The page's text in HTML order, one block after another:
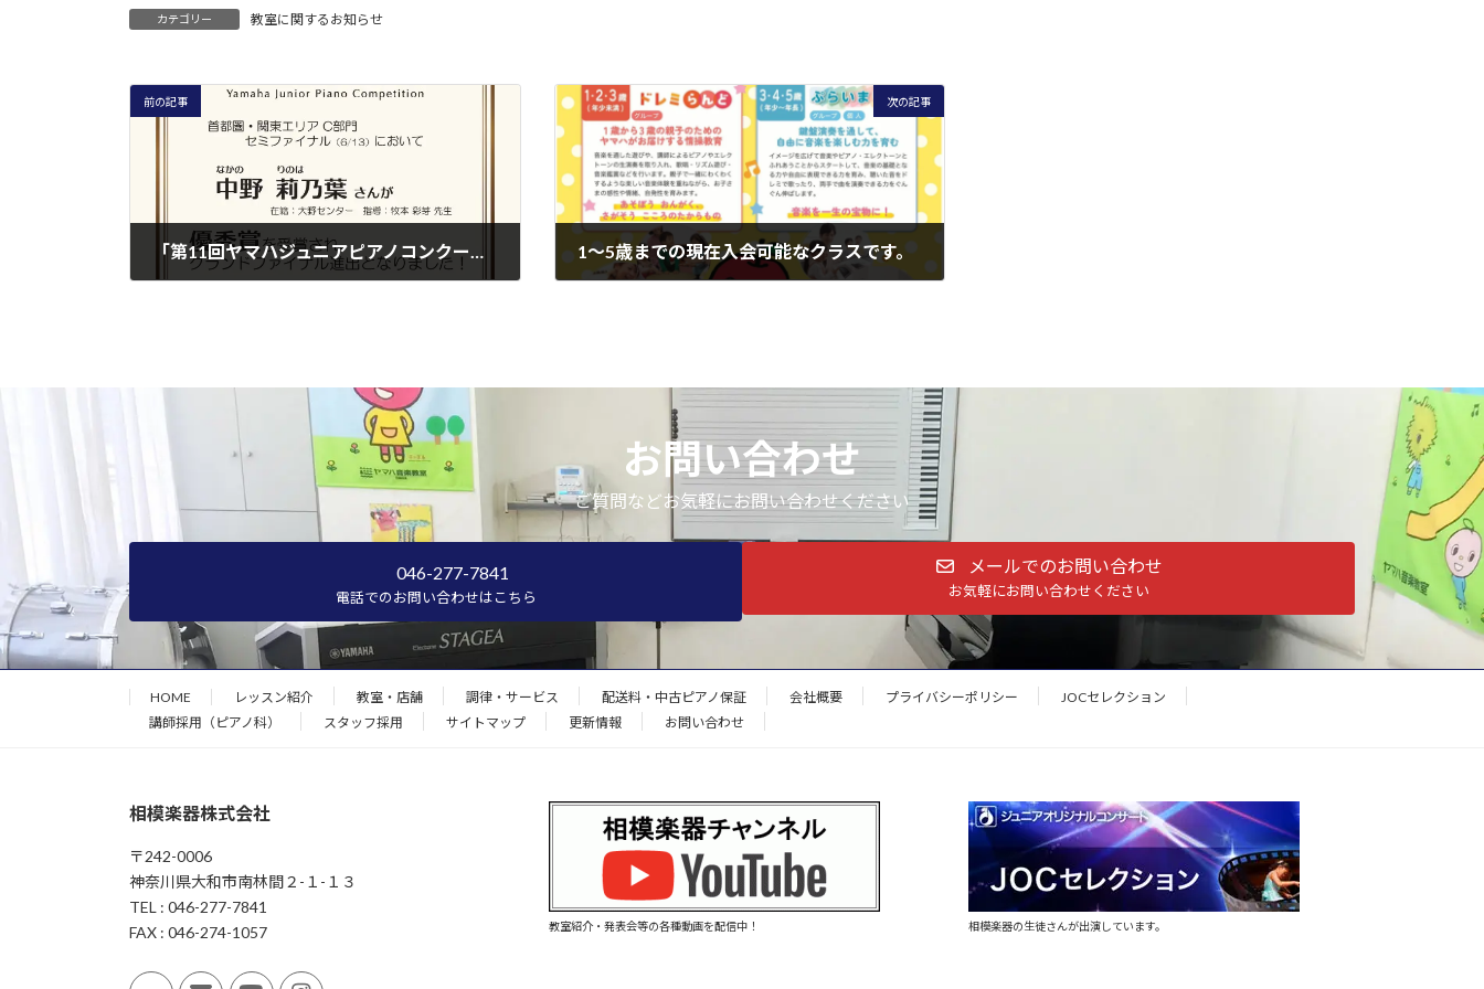
カテゴリー 教室に関するお知らせ
前の記事
「第11回ヤマハジュニアピアノコンクール」中野莉乃葉さんがグランドファイナルに進出しました！
次の記事
1～5歳までの現在入会可能なクラスです。
お問い合わせ
ご質問などお気軽にお問い合わせください
046-277-7841
電話でのお問い合わせはこちら
メールでのお問い合わせ
お気軽にお問い合わせください
HOME レッスン紹介 教室・店舗 調律・サービス 配送料・中古ピアノ保証 会社概要 プライバシーポリシー
JOCセレクション
講師採用（ピアノ科）
スタッフ採用 サイトマップ 更新情報 お問い合わせ
相模楽器株式会社
〒242-0006
神奈川県大和市南林間２-１-１３
TEL : 046-277-7841
FAX : 046-274-1057
教室紹介・発表会等の各種動画を配信中！ 相模楽器の生徒さんが出演しています。